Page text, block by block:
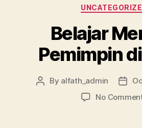
Belajar
Pemimpin
By alfath_admin
No